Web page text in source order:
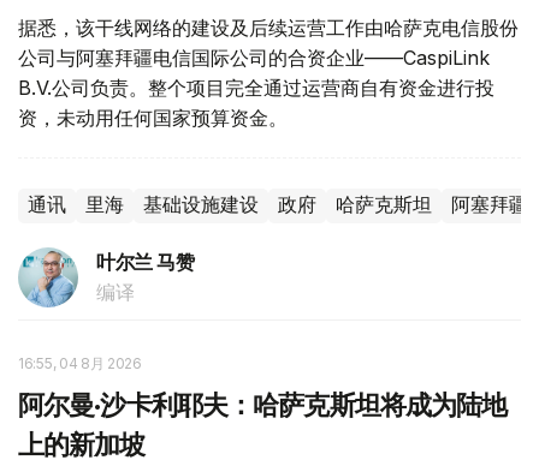
据悉，该干线网络的建设及后续运营工作由哈萨克电信股份
公司与阿塞拜疆电信国际公司的合资企业——CaspiLink
B.V.公司负责。整个项目完全通过运营商自有资金进行投
资，未动用任何国家预算资金。
通讯 里海 基础设施建设 政府 哈萨克斯坦 阿塞拜疆
叶尔兰 马赞
编译
16:55, 04 8月 2026
阿尔曼·沙卡利耶夫：哈萨克斯坦将成为陆地
上的新加坡